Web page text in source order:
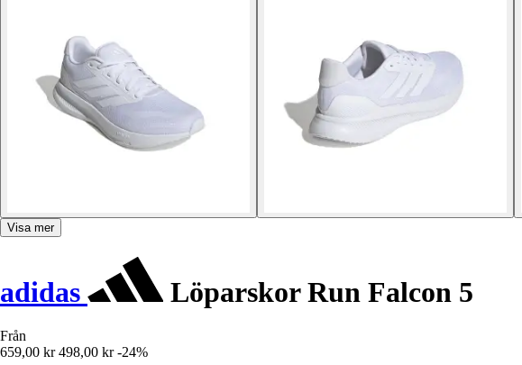
Visa mer
adidas Löparskor Run Falcon 5
Från
659,00 kr 498,00 kr -24%